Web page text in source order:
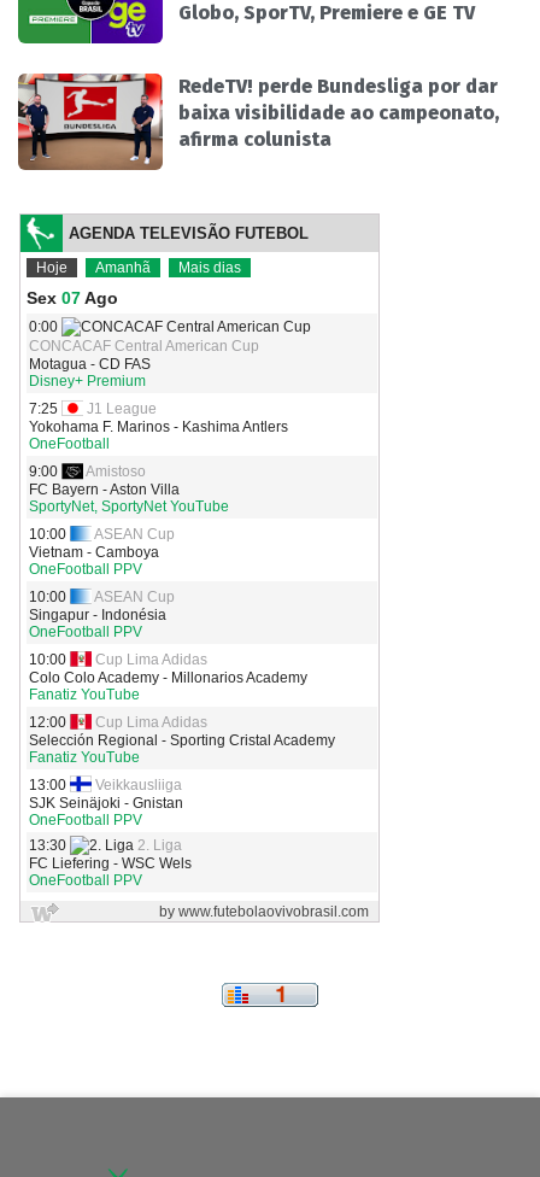
Globo, SporTV, Premiere e GE TV
RedeTV! perde Bundesliga por dar
baixa visibilidade ao campeonato,
afirma colunista